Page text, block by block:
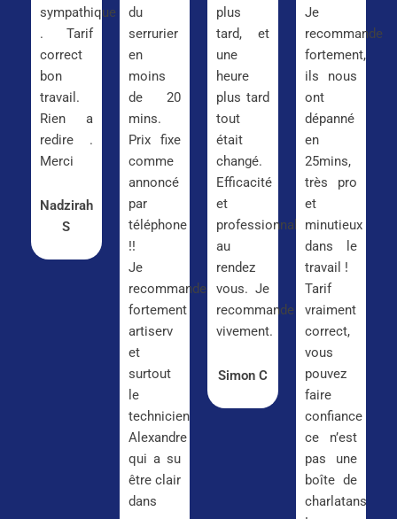
sympathique
. Tarif
correct
bon
travail.
Rien a
redire .
Merci
Nadzirah
S
du
serrurier
en
moins
de 20
mins.
Prix fixe
comme
annoncé
par
téléphone
!!
Je
recommande
fortement
artiserv
et
surtout
le
technicien
Alexandre
qui a su
être clair
dans
plus
tard, et
une
heure
plus tard
tout
était
changé.
Efficacité
et
professionnalisme
au
rendez
vous. Je
recommande
vivement.
Simon C
Je
recommande
fortement,
ils nous
ont
dépanné
en
25mins,
très pro
et
minutieux
dans le
travail !
Tarif
vraiment
correct,
vous
pouvez
faire
confiance
ce n’est
pas une
boîte de
charlatans